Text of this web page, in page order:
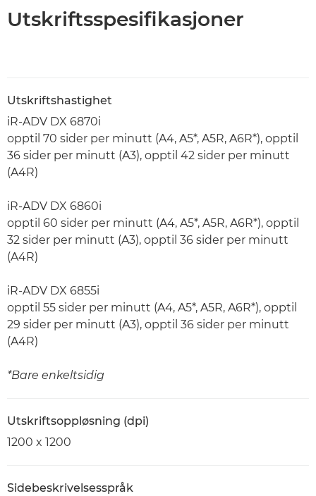
Utskriftsspesifikasjoner
Utskriftshastighet
iR-ADV DX 6870i
opptil 70 sider per minutt (A4, A5*, A5R, A6R*), opptil
36 sider per minutt (A3), opptil 42 sider per minutt
(A4R)
iR-ADV DX 6860i
opptil 60 sider per minutt (A4, A5*, A5R, A6R*), opptil
32 sider per minutt (A3), opptil 36 sider per minutt
(A4R)
iR-ADV DX 6855i
opptil 55 sider per minutt (A4, A5*, A5R, A6R*), opptil
29 sider per minutt (A3), opptil 36 sider per minutt
(A4R)
*Bare enkeltsidig
Utskriftsoppløsning (dpi)
1200 x 1200
Sidebeskrivelsesspråk